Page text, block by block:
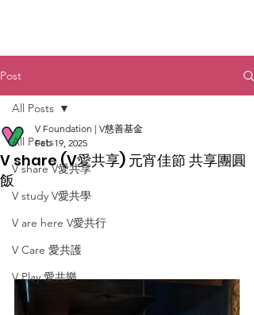
Post
All Posts
V share V愛共享
V study V愛共學
V are here V愛共行
V Care 愛共護
V Play 愛共樂
All Posts
V share (V愛共享) 元宵佳節 共享團圓
飯
V Foundation | V慈善基金
Feb 19, 2025